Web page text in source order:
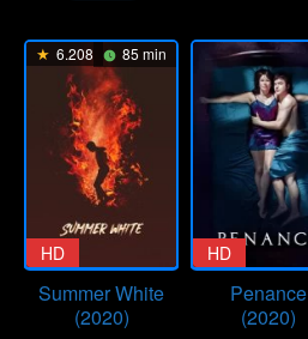
6.208 85 min
HD
Summer White
(2020)
HD
Penance
(2020)